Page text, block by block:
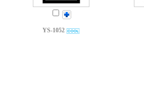
YS-1052